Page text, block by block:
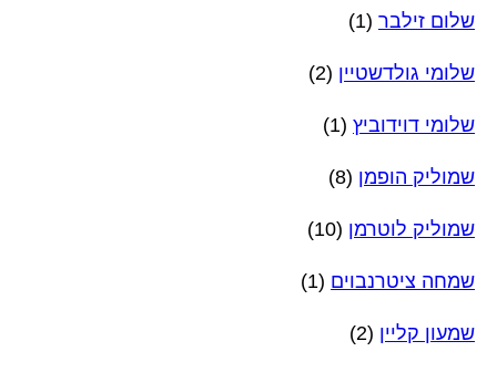
שלום זילבר (1)
שלומי גולדשטיין (2)
שלומי דוידוביץ (1)
שמוליק הופמן (8)
שמוליק לוטרמן (10)
שמחה ציטרנבוים (1)
שמעון קליין (2)